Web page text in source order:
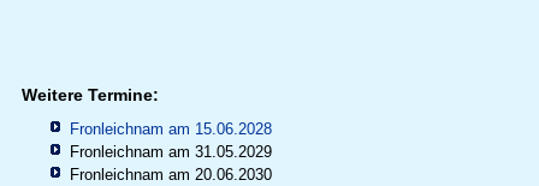
Weitere Termine:
Fronleichnam am 15.06.2028
Fronleichnam am 31.05.2029
Fronleichnam am 20.06.2030